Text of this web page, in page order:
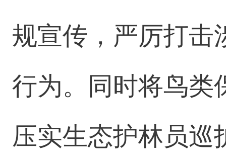
规宣传，严厉打击
行为。同时将鸟类
压实生态护林员巡